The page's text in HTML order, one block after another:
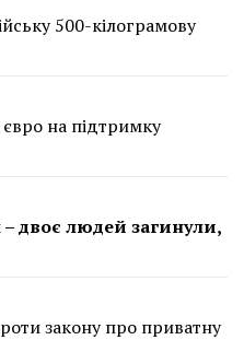
500-кілограмову
на підтримку
двоє людей загинули,
закону про приватну